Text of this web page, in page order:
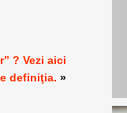
? Vezi aici
definiţia. »